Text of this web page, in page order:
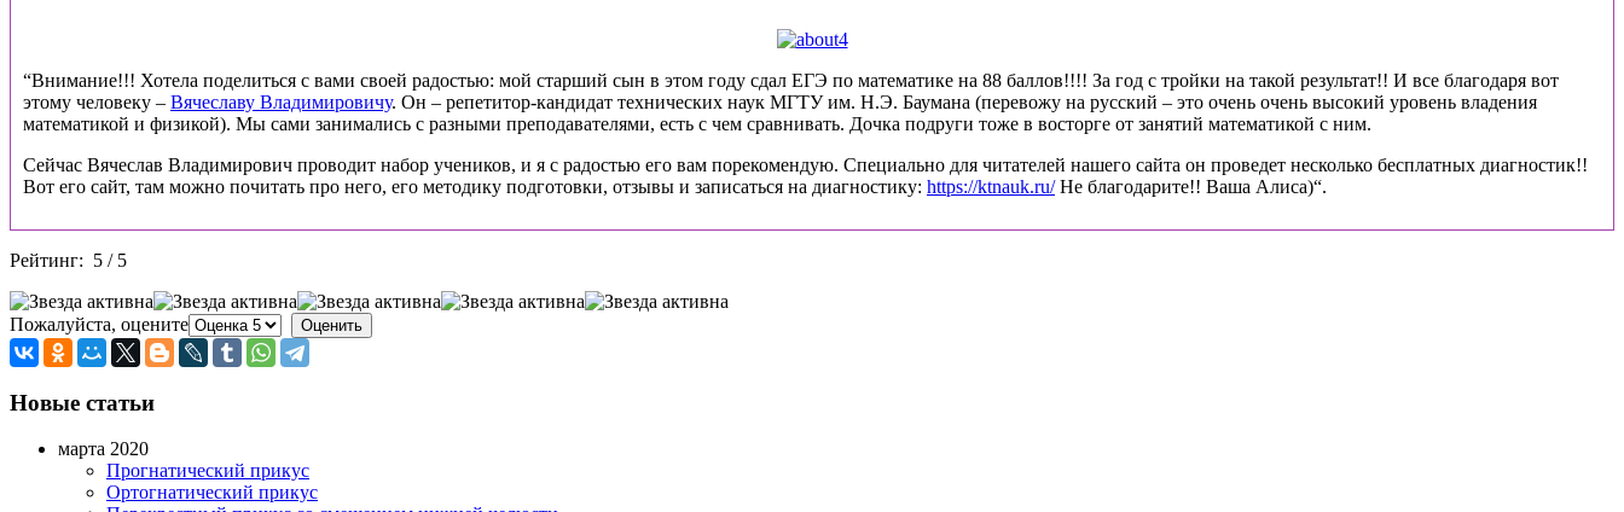
“Внимание!!! Хотела поделиться с вами своей радостью: мой старший сын в этом году сдал ЕГЭ по математике на 88 баллов!!!! За год с тройки на такой результат!! И все благодаря вот
этому человеку – Вячеславу Владимировичу. Он – репетитор-кандидат технических наук МГТУ им. Н.Э. Баумана (перевожу на русский – это очень очень высокий уровень владения
математикой и физикой). Мы сами занимались с разными преподавателями, есть с чем сравнивать. Дочка подруги тоже в восторге от занятий математикой с ним.
Сейчас Вячеслав Владимирович проводит набор учеников, и я с радостью его вам порекомендую. Специально для читателей нашего сайта он проведет несколько бесплатных диагностик!!
Вот его сайт, там можно почитать про него, его методику подготовки, отзывы и записаться на диагностику: https://ktnauk.ru/Не благодарите!! Ваша Алиса)“.
Рейтинг: 5 / 5
Пожалуйста, оцените
Новые статьи
марта 2020
Прогнатический прикус
Ортогнатический прикус